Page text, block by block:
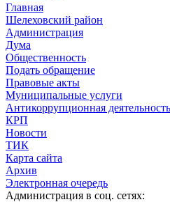
Главная
Шелеховский район
Администрация
Дума
Общественность
Подать обращение
Правовые акты
Муниципальные услуги
Антикоррупционная деятельность
КРП
Новости
ТИК
Карта сайта
Архив
Электронная очередь
Администрация в соц. сетях: